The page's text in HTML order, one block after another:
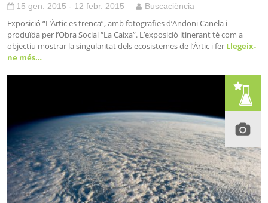
15 gen. 2015 - 12 febr. 2015 Buscaciència
Exposició “L’Àrtic es trenca”, amb fotografies d’Andoni Canela i
produïda per l’Obra Social “La Caixa”. L’exposició itinerant té com a
objectiu mostrar la singularitat dels ecosistemes de l’Àrtic i fer Llegeix-
ne més…